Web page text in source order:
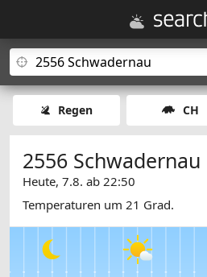
Regen CH
2556 Schwadernau
Heute, 7.8. ab 22:50
Temperaturen um 21 Grad.